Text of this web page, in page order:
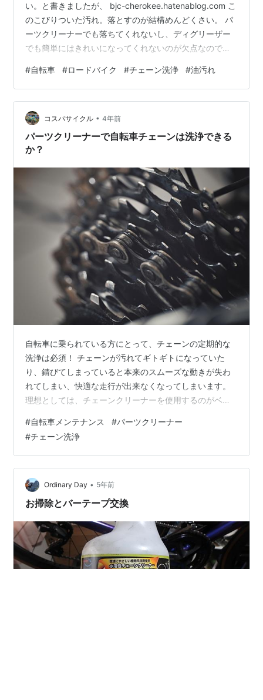
い。と書きましたが、 bjc-cherokee.hatenablog.com こ
のこびりついた汚れ。落とすのが結構めんどくさい。 パ
ーツクリーナーでも落ちてくれないし、ディグリーザー
でも簡単にはきれいになってくれないのが欠点なのです
用油汚れ専用スプレーです。 自転車用ディグリーザーも
種類によっては強アルカリ製のものがありますが、 キュ
キュットは中性。素材にも優しい成分です。 【送料無
料】食器用洗剤キュキュット泡スプレー本体+詰替ボトル
2本 【300ml（本体1本）+720ml（詰替）×2袋】…
#自転車 #ロードバイク #チェーン洗浄 #油汚れ
コスパサイクル • 4年前
パーツクリーナーで自転車チェーンは洗浄できる
か？
自転車に乗られている方にとって、チェーンの定期的な
洗浄は必須！ チェーンが汚れてギトギトになっていた
り、錆びてしまっていると本来のスムーズな動きが失わ
れてしまい、快適な走行が出来なくなってしまいます。
理想としては、チェーンクリーナーを使用するのがベス
使いチェーンの表面から内部までしっかり洗浄出来ま
す。 しかし、デメリットもあります。少々お高いんです
よね・・・ こういった良く使うケミカルは、もうちょっ
と値段を抑えてメンテナンスしたいというのが正直なと
ころ。 そこで僕は、もっと安価なパーツクリーナーをチ
ェーン洗浄に使用しております。 上のリン…
#自転車メンテナンス #パーツクリーナー
#チェーン洗浄
Ordinary Day • 5年前
お掃除とバーテープ交換